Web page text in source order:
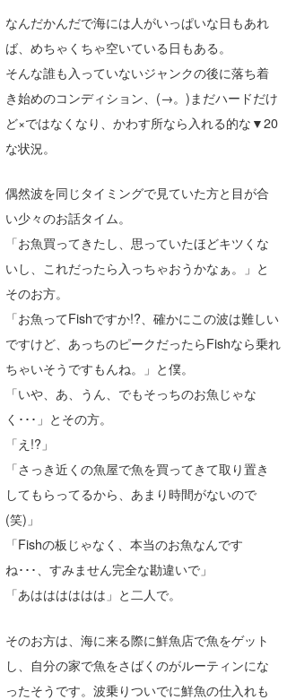
なんだかんだで海には人がいっぱいな日もあれ
ば、めちゃくちゃ空いている日もある。
そんな誰も入っていないジャンクの後に落ち着
き始めのコンディション、(→。)まだハードだけ
ど×ではなくなり、かわす所なら入れる的な▼20
な状況。
偶然波を同じタイミングで見ていた方と目が合
い少々のお話タイム。
「お魚買ってきたし、思っていたほどキツくな
いし、これだったら入っちゃおうかなぁ。」と
そのお方。
「お魚ってFishですか!?、確かにこの波は難しい
ですけど、あっちのピークだったらFishなら乗れ
ちゃいそうですもんね。」と僕。
「いや、あ、うん、でもそっちのお魚じゃな
く･･･」とその方。
「え!?」
「さっき近くの魚屋で魚を買ってきて取り置き
してもらってるから、あまり時間がないので
(笑)」
「Fishの板じゃなく、本当のお魚なんです
ね･･･、すみません完全な勘違いで」
「あはははははは」と二人で。
そのお方は、海に来る際に鮮魚店で魚をゲット
し、自分の家で魚をさばくのがルーティンにな
ったそうです。波乗りついでに鮮魚の仕入れも
Yoshiyuki Obata
arukasvision
DELTA FORCE SURF
CBA Films
WAVAL
中浦“JET”章
嵯峨明日香
進士剛光
田原啓江
NOBUFUKU
大野”MAR”修聖
喜納海人
☆加藤
+☆maki☆+
Aichan
chan-U
G◎Da
H
KID
KOBU
KY
MIN
mitz
OYZ
S.K
Soulman
VAGY
YUKI☆
たっちー
波伝説